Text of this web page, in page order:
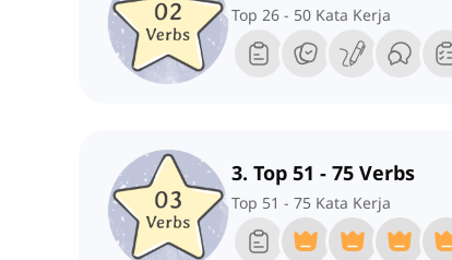
Top 26 - 50 Kata Kerja
3. Top 51 - 75 Verbs
Top 51 - 75 Kata Kerja